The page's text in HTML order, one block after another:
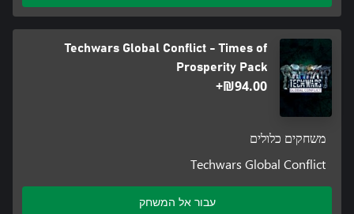
Techwars Global Conflict - Times of
Prosperity Pack
‪₪‎94.00‬+
משחקים כלולים
Techwars Global Conflict
עבור אל המשחק